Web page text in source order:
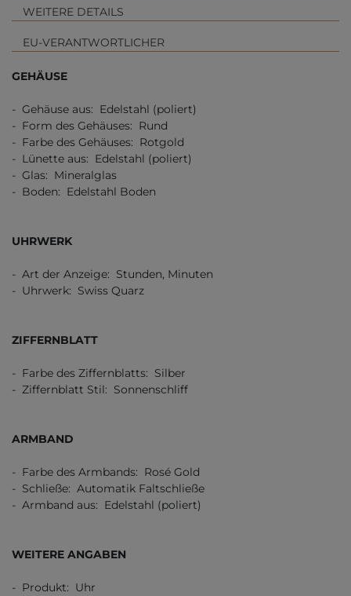
WEITERE DETAILS
EU-VERANTWORTLICHER
GEHÄUSE
- Gehäuse aus: Edelstahl (poliert)
- Form des Gehäuses: Rund
- Farbe des Gehäuses: Rotgold
- Lünette aus: Edelstahl (poliert)
- Glas: Mineralglas
- Boden: Edelstahl Boden
UHRWERK
- Art der Anzeige: Stunden, Minuten
- Uhrwerk: Swiss Quarz
ZIFFERNBLATT
- Farbe des Ziffernblatts: Silber
- Ziffernblatt Stil: Sonnenschliff
ARMBAND
- Farbe des Armbands: Rosé Gold
- Schließe: Automatik Faltschließe
- Armband aus: Edelstahl (poliert)
WEITERE ANGABEN
- Produkt: Uhr